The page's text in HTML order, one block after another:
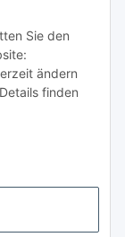
Sie den
ändern
finden